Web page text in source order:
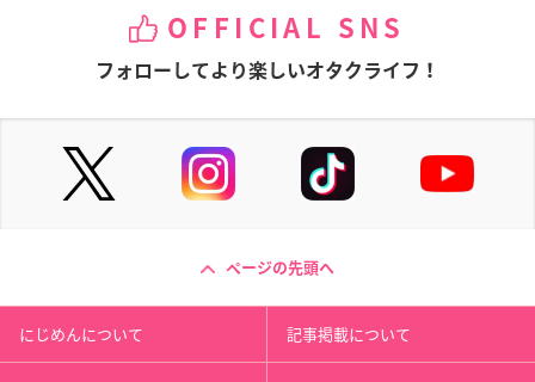
OFFICIAL SNS
フォローしてより楽しいオタクライフ！
ページの先頭へ
にじめんについて 記事掲載について